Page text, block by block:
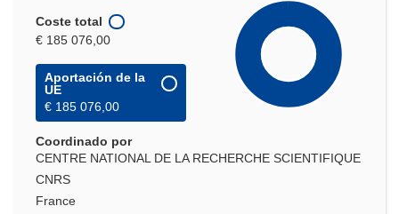
Coste total
€ 185 076,00
Aportación de la
UE
€ 185 076,00
Coordinado por
CENTRE NATIONAL DE LA RECHERCHE SCIENTIFIQUE
CNRS
France